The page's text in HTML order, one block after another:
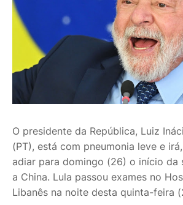
O presidente da República, Luiz
(PT), está com pneumonia leve e
adiar para domingo (26) o início da
a China. Lula passou exames no
Libanês na noite desta quinta-feira